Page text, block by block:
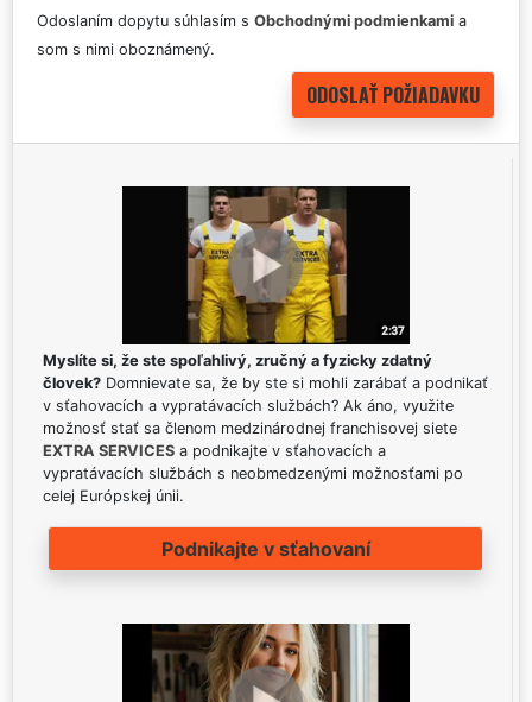
Odoslaním dopytu súhlasím s Obchodnými podmienkami a
som s nimi oboznámený.
Myslíte si, že ste spoľahlivý, zručný a fyzicky zdatný
človek? Domnievate sa, že by ste si mohli zarábať a podnikať
v sťahovacích a vypratávacích službách? Ak áno, využite
možnosť stať sa členom medzinárodnej franchisovej siete
EXTRA SERVICES a podnikajte v sťahovacích a
vypratávacích službách s neobmedzenými možnosťami po
celej Európskej únii.
Podnikajte v sťahovaní